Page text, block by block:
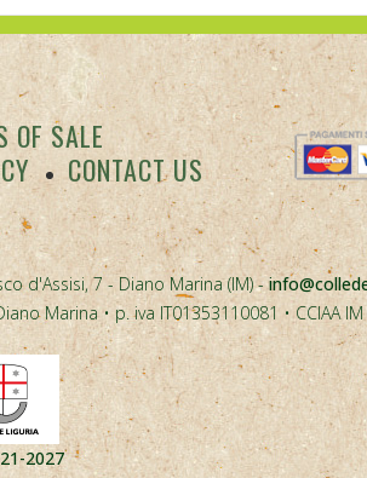
OF SALE
CONTACT US
d'Assisi, 7 - Diano Marina (IM) -
Marina • p. iva IT01353110081 • CCIAA
2027